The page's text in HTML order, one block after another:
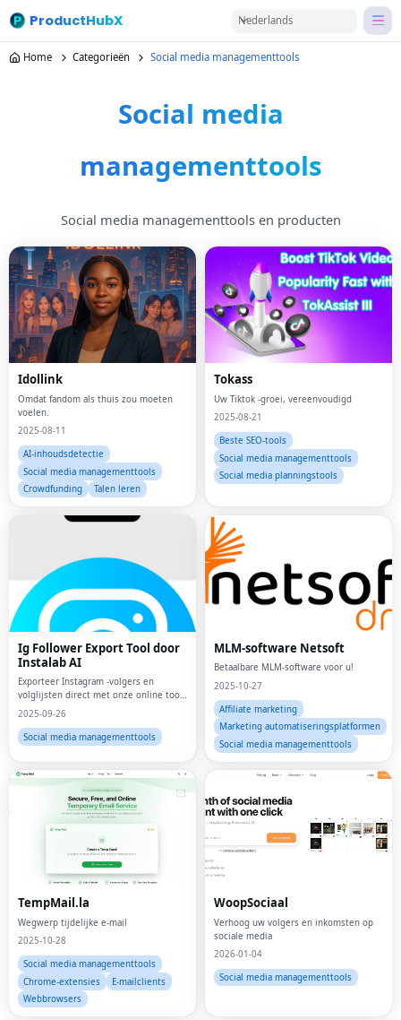
ProductHubX Nederlands
Home Categorieën Social media managementtools
Social media
managementtools
Social media managementtools en producten
Idollink
Omdat fandom als thuis zou moeten
voelen.
2025-08-11
AI-inhoudsdetectie
Social media managementtools
Crowdfunding
Talen leren
Tokass
Uw Tiktok -groei, vereenvoudigd
2025-08-21
Beste SEO-tools
Social media managementtools
Social media planningstools
Ig Follower Export Tool door
Instalab AI
Exporteer Instagram -volgers en
volglijsten direct met onze online tool
en Chrome Extension
2025-09-26
Social media managementtools
MLM-software Netsoft
Betaalbare MLM-software voor u!
2025-10-27
Affiliate marketing
Marketing automatiseringsplatformen
Social media managementtools
TempMail.la
Wegwerp tijdelijke e-mail
2025-10-28
Social media managementtools
Chrome-extensies
E-mailclients
Webbrowsers
WoopSociaal
Verhoog uw volgers en inkomsten op
sociale media
2026-01-04
Social media managementtools